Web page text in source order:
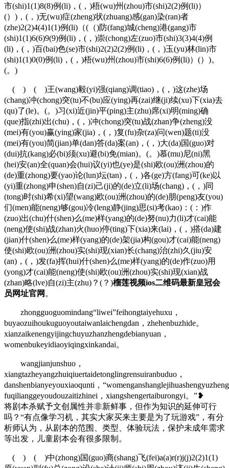
市(shi)1(1)8(8)例(li)，(，)梧(wu)州(zhou)市(shi)2(2)例(li)）
(）)，(，)无(wu)症(zheng)状(zhuang)感(gan)染(ran)者
(zhe)2(2)4(4)1(1)例(li)（(（)防(fang)城(cheng)港(gang)市
(shi)1(1)6(6)9(9)例(li)，(，)崇(chong)左(zuo)市(shi)3(3)4(4)例
(li)，(，)百(bai)色(se)市(shi)2(2)2(2)例(li)，(，)玉(yu)林(lin)市
(shi)1(1)0(0)例(li)，(，)梧(wu)州(zhou)市(shi)6(6)例(li)）(）)。
(。)
( ) ( )王(wang)毅(yi)强(qiang)调(tiao)，(，)这(zhe)场
(chang)冲(chong)突(tu)不(bu)应(ying)再(zai)继(ji)续(xu)下(xia)去
(qu)了(le)。(。)习(xi)近(jin)平(ping)主(zhu)席(xi)明(ming)确
(que)指(zhi)出(chu)，(，)冲(chong)突(tu)战(zhan)争(zheng)没
(mei)有(you)赢(ying)家(jia)，(，)复(fu)杂(za)问(wen)题(ti)没
(mei)有(you)简(jian)单(dan)答(da)案(an)，(，)大(da)国(guo)对
(dui)抗(kang)必(bi)须(xu)避(bi)免(mian)。(。)慕(mu)尼(ni)黑
(hei)安(an)全(quan)会(hui)议(yi)也(ye)是(shi)欧(ou)洲(zhou)的
(de)重(zhong)要(yao)论(lun)坛(tan)，(，)各(ge)方(fang)可(ke)以
(yi)重(zhong)申(shen)自(zi)己(ji)的(de)立(li)场(chang)，(，)同
(tong)时(shi)希(xi)望(wang)欧(ou)洲(zhou)的(de)朋(peng)友(you)
们(men)能(neng)够(gou)冷(leng)静(jing)思(si)考(kao)：(：)作
(zuo)出(chu)什(shen)么(me)样(yang)的(de)努(nu)力(li)才(cai)能
(neng)使(shi)战(zhan)火(huo)停(ting)下(xia)来(lai)，(，)搭(da)建
(jian)什(shen)么(me)样(yang)的(de)架(jia)构(gou)才(cai)能(neng)
使(shi)欧(ou)洲(zhou)实(shi)现(xian)长(chang)治(zhi)久(jiu)安
(an)，(，)发(fa)挥(hui)什(shen)么(me)样(yang)的(de)作(zuo)用
(yong)才(cai)能(neng)使(shi)欧(ou)洲(zhou)实(shi)现(xian)战
(zhan)略(lve)自(zi)主(zhu)？(？)榴莲视频ios二维码最新皇冠会
员网址官网 。
zhongguoguomindang“liwei”feihongtaiyehuxu，
buyaozuihoukuguoyoutaiwanlaichengdan，zhehenbuzhide。
xianzaikenengyijingchuyuzhanzhengdebianyuan，
womenbukeyidiaoyiqingxinkandai。
wangjianjunshuo，
xiangtazheyangzhuiqiuertaidetonglingrensuiranbuduo，
danshenbianyeyouxiaoqunti，
fuqilianggeyoudouzaitizhinei，xiangshengertaiburongyi。”❥
将剧本杀赋予文创属性并非新鲜事，但作为知识的延伸可行
吗？“有点像学习机，其实大家买来主要是为了玩游戏”，有分
析师认为，从剧本的范围、类型、体验玩法，保护未成年需求
等出发，儿童剧本会有很多限制。
( ) ( )中(zhong)国(guo)商(shang)飞(fei)a(a)r(r)j(j)2(2)1(1)